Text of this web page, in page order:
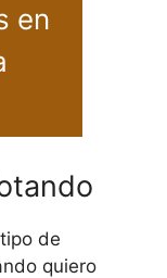
en
de
quiero